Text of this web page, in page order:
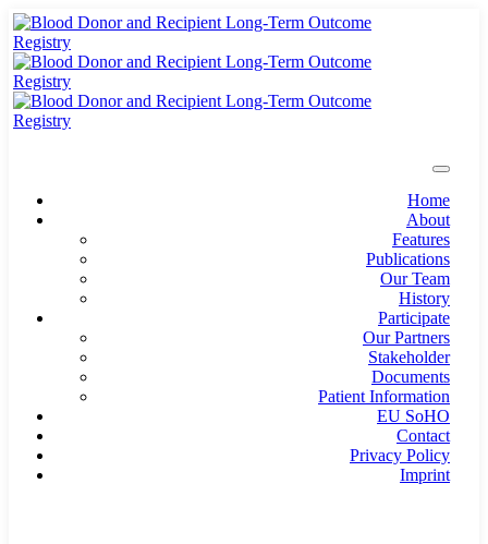
Home
About
Features
Publications
Our Team
History
Participate
Our Partners
Stakeholder
Documents
Patient Information
EU SoHO
Contact
Privacy Policy
Imprint